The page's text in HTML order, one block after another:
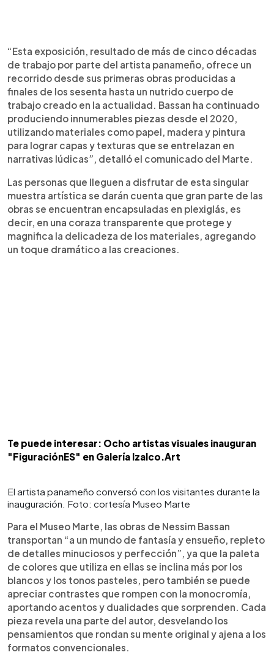
“Esta exposición, resultado de más de cinco décadas
de trabajo por parte del artista panameño, ofrece un
recorrido desde sus primeras obras producidas a
finales de los sesenta hasta un nutrido cuerpo de
trabajo creado en la actualidad. Bassan ha continuado
produciendo innumerables piezas desde el 2020,
utilizando materiales como papel, madera y pintura
para lograr capas y texturas que se entrelazan en
narrativas lúdicas”, detalló el comunicado del Marte.
Las personas que lleguen a disfrutar de esta singular
muestra artística se darán cuenta que gran parte de las
obras se encuentran encapsuladas en plexiglás, es
decir, en una coraza transparente que protege y
magnifica la delicadeza de los materiales, agregando
un toque dramático a las creaciones.
Te puede interesar: Ocho artistas visuales inauguran
"FiguraciónES" en Galería Izalco.Art
El artista panameño conversó con los visitantes durante la
inauguración. Foto: cortesía Museo Marte
Para el Museo Marte, las obras de Nessim Bassan
transportan “a un mundo de fantasía y ensueño, repleto
de detalles minuciosos y perfección”, ya que la paleta
de colores que utiliza en ellas se inclina más por los
blancos y los tonos pasteles, pero también se puede
apreciar contrastes que rompen con la monocromía,
aportando acentos y dualidades que sorprenden. Cada
pieza revela una parte del autor, desvelando los
pensamientos que rondan su mente original y ajena a los
formatos convencionales.